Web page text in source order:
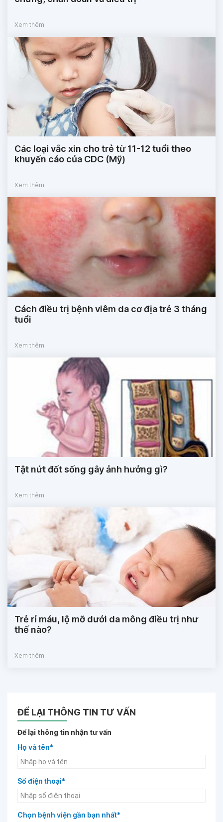
Xem thêm
Các loại vắc xin cho trẻ từ 11-12 tuổi theo
khuyến cáo của CDC (Mỹ)
Xem thêm
Cách điều trị bệnh viêm da cơ địa trẻ 3 tháng
tuổi
Xem thêm
Tật nứt đốt sống gây ảnh hưởng gì?
Xem thêm
Trẻ rỉ máu, lộ mỡ dưới da mông điều trị như
thế nào?
Xem thêm
ĐỂ LẠI THÔNG TIN TƯ VẤN
Để lại thông tin nhận tư vấn
Họ và tên*
Số điện thoại*
Chọn bệnh viện gần bạn nhất*